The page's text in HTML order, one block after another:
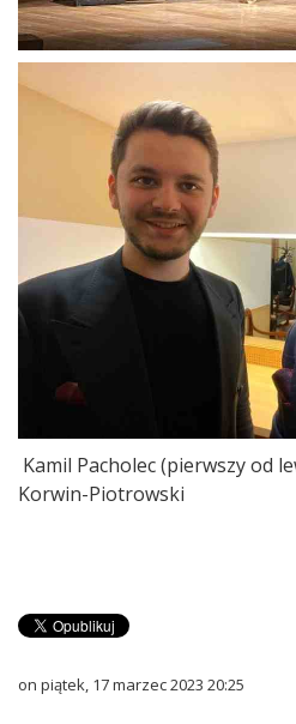
Kamil Pacholec (pierwszy od
Korwin-Piotrowski
on piątek, 17 marzec 2023 20:25